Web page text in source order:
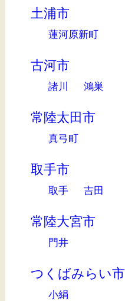
土浦市
蓮河原新町
古河市
諸川 鴻巣
常陸太田市
真弓町
取手市
取手 吉田
常陸大宮市
門井
つくばみらい市
小絹